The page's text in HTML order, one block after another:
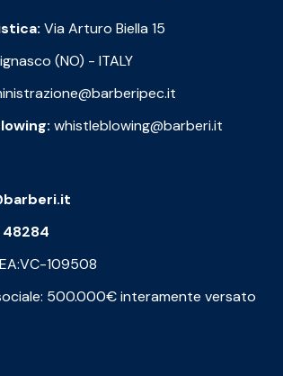
Via Arturo Biella 15
(NO) - ITALY
whistleblowing@barberi.it
48284
109508
500.000€ interamente versato